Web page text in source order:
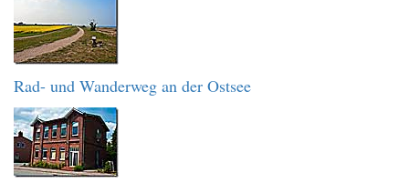
Rad- und Wanderweg an der Ostsee